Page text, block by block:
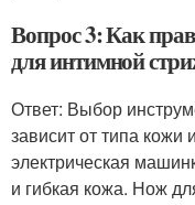
Вопрос 3: Как
для интимной
Ответ: Выбор
зависит от типа
электрическая
и гибкая кожа. Нож